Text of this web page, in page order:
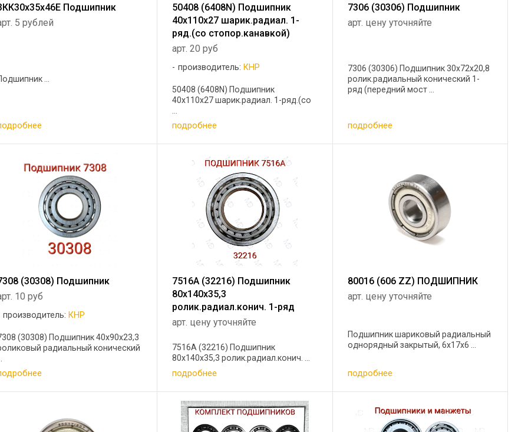
Подшипник
5 рублей
...
50408 (6408N) Подшипник
40х110х27 шарик.радиал. 1-
ряд.(со стопор.канавкой)
арт. 20 руб
производитель: КНР
50408 (6408N) Подшипник
40х110х27 шарик.радиал. 1-ряд.(со
подробнее
7306 (30306) Подшипник
арт. цену уточняйте
7306 (30306) Подшипник 30х72х20,8
ролик.радиальный конический 1-
ряд (передний мост ...
подробнее
(30308) Подшипник
10 руб
производитель: КНР
(30308) Подшипник 40х90х23,3
радиальный конический
7516А (32216) Подшипник
80х140х35,3
ролик.радиал.конич. 1-ряд
арт. цену уточняйте
7516А (32216) Подшипник
80х140х35,3 ролик.радиал.конич. ...
подробнее
80016 (606 ZZ) ПОДШИПНИК
арт. цену уточняйте
Подшипник шариковый радиальный
однорядный закрытый, 6х17х6 ...
подробнее